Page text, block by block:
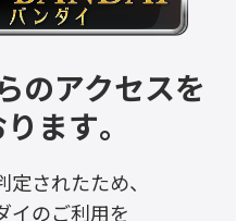
のアクセスを
ます。
されたため、
イのご利用を